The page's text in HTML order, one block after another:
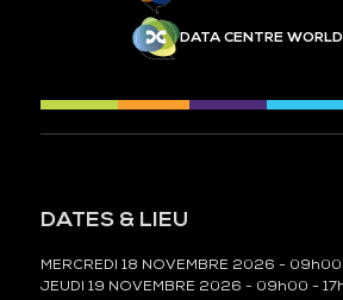
DATA CENTRE WORLD
DATES & LIEU
MERCREDI 18 NOVEMBRE 2026 -
JEUDI 19 NOVEMBRE 2026 - 09h00 -